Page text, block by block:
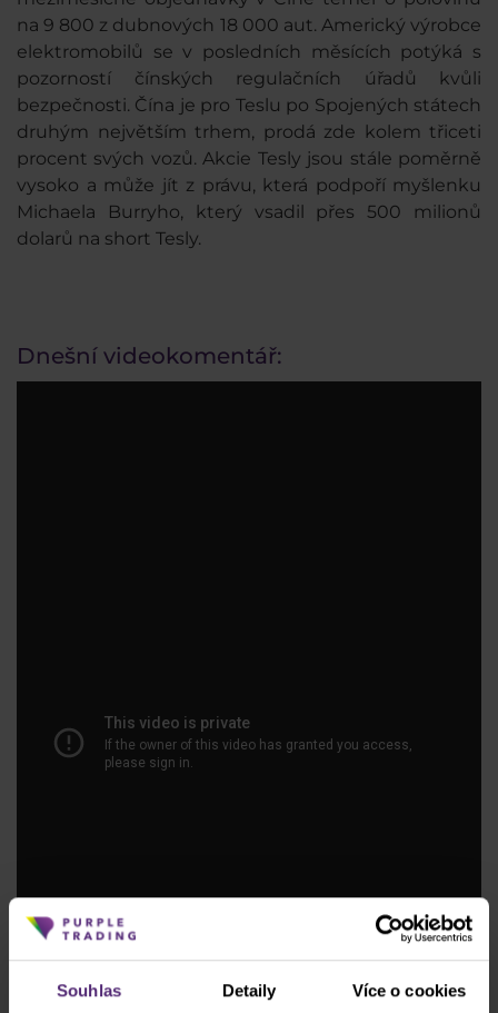
Souhlas Detaily Více o cookies
na 9 800 z dubnových 18 000 aut. Americký výrobce
elektromobilů se v posledních měsících potýká s
pozorností čínských regulačních úřadů kvůli
bezpečnosti. Čína je pro Teslu po Spojených státech
druhým největším trhem, prodá zde kolem třiceti
procent svých vozů. Akcie Tesly jsou stále poměrně
vysoko a může jít z právu, která podpoří myšlenku
Michaela Burryho, který vsadil přes 500 milionů
dolarů na short Tesly.
Dnešní videokomentář: